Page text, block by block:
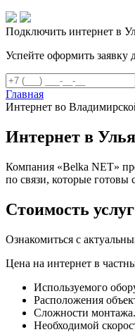
Подключить интернет в
Успейте оформить заявку
Главная
Интернет во
Интернет в
Компания «Belka NET»
по связи, которые готовы
Стоимость услуг
Ознакомиться с
Цена на интернет в
Используемого
Расположения
Сложности монтажа.
Необходимой